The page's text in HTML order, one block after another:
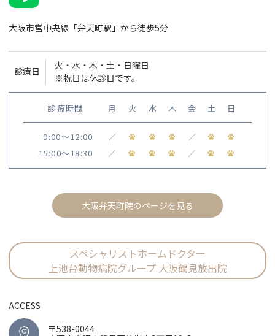
大阪市営中央線「弁天町駅」から徒歩5分
診療日
火・水・木・土・日曜日
※祝日は休診日です。
診療時間 月 火 水 木 金 土 日
9:00〜12:00 ／ ／
15:00〜18:30 ／ ／
大阪弁天町院のページを見る
スペシャリストホームドクター
上池台動物病院グループ 大阪鶴見放出院
ACCESS
〒538-0044